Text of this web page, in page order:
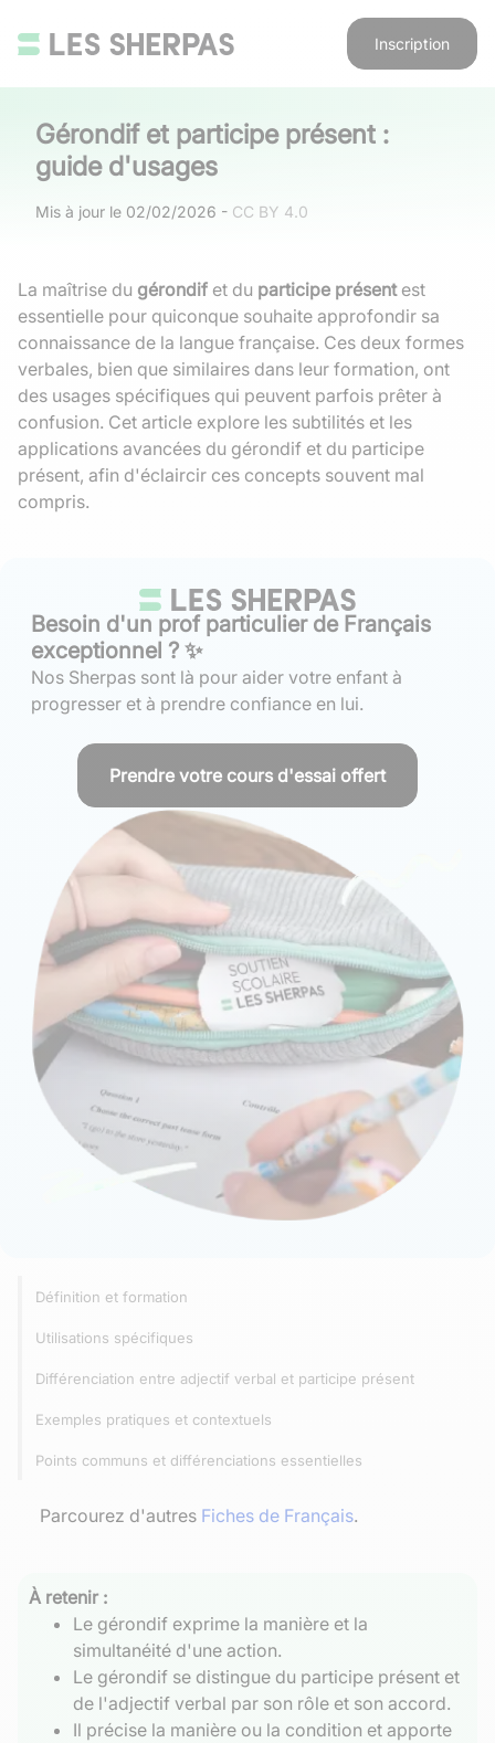
Inscription
Gérondif et participe présent :
guide d'usages
Mis à jour le 02/02/2026 - CC BY 4.0
La maîtrise du gérondif et du participe présentest
essentielle pour quiconque souhaite approfondir sa
connaissance de la langue française. Ces deux formes
verbales, bien que similaires dans leur formation, ont
des usages spécifiques qui peuvent parfois prêter à
confusion. Cet article explore les subtilités et les
applications avancées du gérondif et du participe
présent, afin d'éclaircir ces concepts souvent mal
compris.
Besoin d'un prof particulier de Français
exceptionnel ? ✨
Nos Sherpas sont là pour aider votre enfant à
progresser et à prendre confiance en lui.
Prendre votre cours d'essai offert
Définition et formation
Utilisations spécifiques
Différenciation entre adjectif verbal et participe présent
Exemples pratiques et contextuels
Points communs et différenciations essentielles
Parcourez d'autres Fiches de Français.
À retenir :
Le gérondif exprime la manière et la
simultanéité d'une action.
Le gérondif se distingue du participe présent et
de l'adjectif verbal par son rôle et son accord.
Il précise la manière ou la condition et apporte